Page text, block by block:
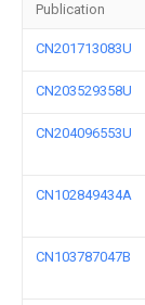
Publication
CN201713083U
CN203529358U
CN204096553U
CN102849434A
CN103787047B